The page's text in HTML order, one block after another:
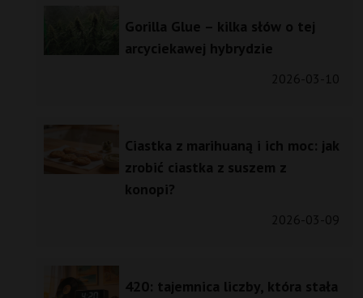
Gorilla Glue – kilka słów o tej
arcyciekawej hybrydzie
2026-03-10
Ciastka z marihuaną i ich moc: jak
zrobić ciastka z suszem z
konopi?
2026-03-09
420: tajemnica liczby, która stała